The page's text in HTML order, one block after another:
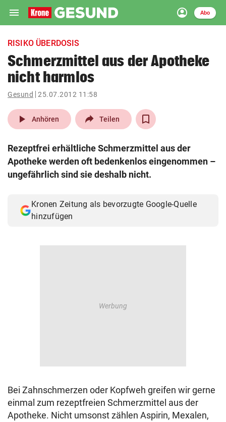
menu Navigation
ein-/ausklappen
account_circle
Anmelden
Abo
close Schließen
account_circle Anmelden
pin_drop
Wien arrow_right
search
Suchbegriff
Muthgasse 2, 1190 Wien
RISIKO ÜBERDOSIS
Schmerzmittel aus der Apotheke
nicht harmlos
Gesund 25.07.2012 11:58
play_arrow Anhören Teilen
Rezeptfrei erhältliche Schmerzmittel aus der
Apotheke werden oft bedenkenlos eingenommen –
ungefährlich sind sie deshalb nicht.
Kronen Zeitung als bevorzugte Google-Quelle
hinzufügen
Bei Zahnschmerzen oder Kopfweh greifen wir gerne
einmal zum rezeptfreien Schmerzmittel aus der
Apotheke. Nicht umsonst zählen Aspirin, Mexalen,